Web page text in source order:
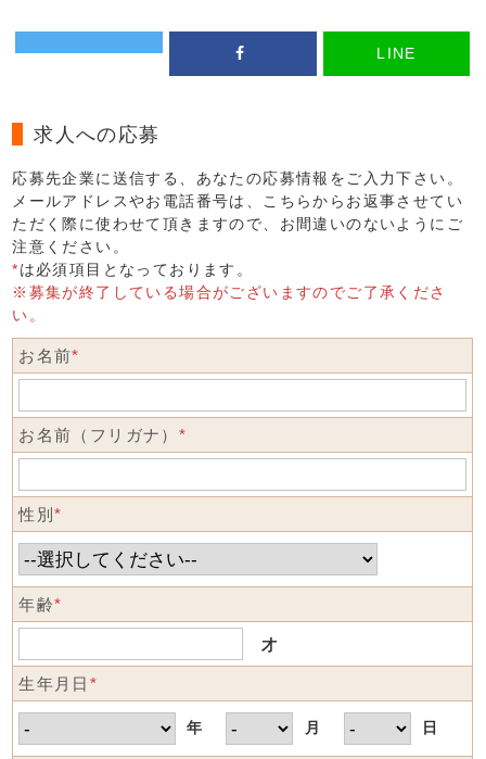
LINE
求人への応募
応募先企業に送信する、あなたの応募情報をご入力下さい。
メールアドレスやお電話番号は、こちらからお返事させてい
ただく際に使わせて頂きますので、お間違いのないようにご
注意ください。
*は必須項目となっております。
※募集が終了している場合がございますのでご了承くださ
い。
お名前*
お名前（フリガナ） *
性別*
年齢*
才
生年月日 *
年 月 日